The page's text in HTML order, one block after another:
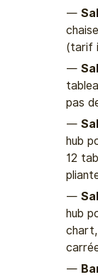
(tarif
pas
hub
12
hub